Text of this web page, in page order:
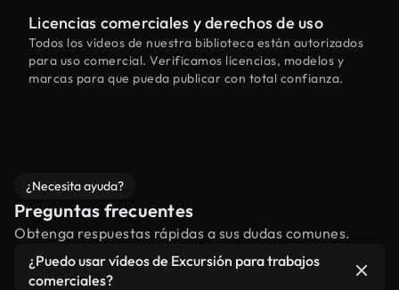
Licencias comerciales y derechos de uso
Todos los vídeos de nuestra biblioteca están autorizados
para uso comercial. Verificamos licencias, modelos y
marcas para que pueda publicar con total confianza.
¿Necesita ayuda?
Preguntas frecuentes
Obtenga respuestas rápidas a sus dudas comunes.
¿Puedo usar vídeos de Excursión para trabajos
comerciales?